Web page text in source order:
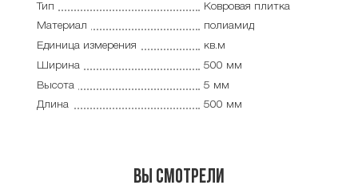
Тип
Ковровая плитка
Материал
полиамид
Единица измерения
кв.м
Ширина
500 мм
Высота
5 мм
Длина
500 мм
Вы смотрели